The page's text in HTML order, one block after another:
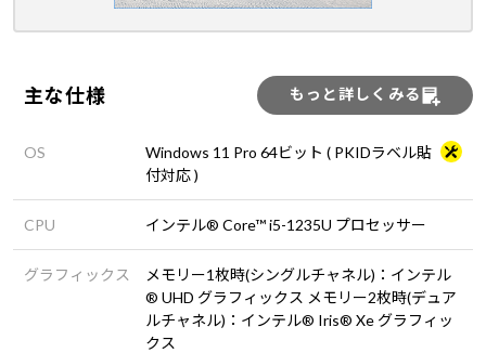
主な仕様 もっと詳しくみる
OS
Windows 11 Pro 64ビット ( PKIDラベル貼
付対応 )
CPU インテル® Core™ i5-1235U プロセッサー
グラフィックス
メモリー1枚時(シングルチャネル)：インテル
® UHD グラフィックス メモリー2枚時(デュア
ルチャネル)：インテル® Iris® Xe グラフィッ
クス